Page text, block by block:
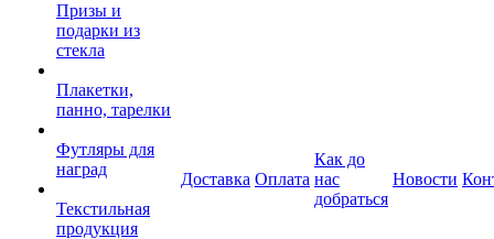
Призы и
подарки из
стекла
Плакетки,
панно, тарелки
Футляры для
наград
Текстильная
продукция
Доставка Оплата
Как до
нас
добраться
Новости